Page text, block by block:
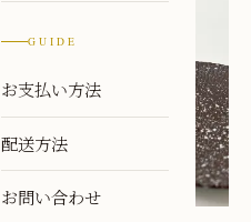
GUIDE
お支払い方法
配送方法
お問い合わせ